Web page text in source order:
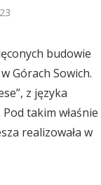
budowie
Górach Sowich.
z języka
takim właśnie
realizowała w